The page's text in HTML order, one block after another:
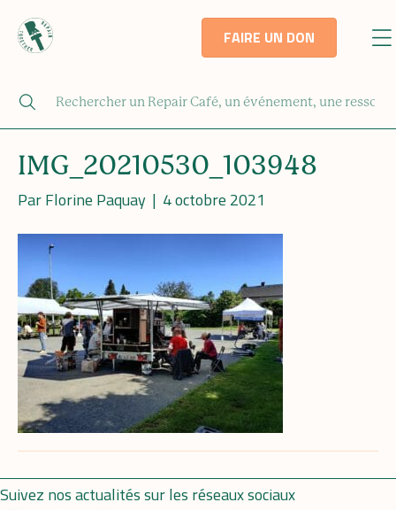
FAIRE UN DON
IMG_20210530_103948
ParFlorine Paquay | 4 octobre 2021
Suivez nos actualités sur les réseaux sociaux